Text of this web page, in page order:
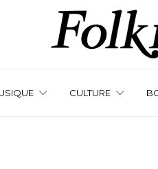
CULTURE